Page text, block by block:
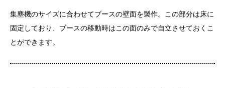
集塵機のサイズに合わせてブースの壁面を製作。この部分は床に
固定しており、ブースの移動時はこの面のみで自立させておくこ
とができます。